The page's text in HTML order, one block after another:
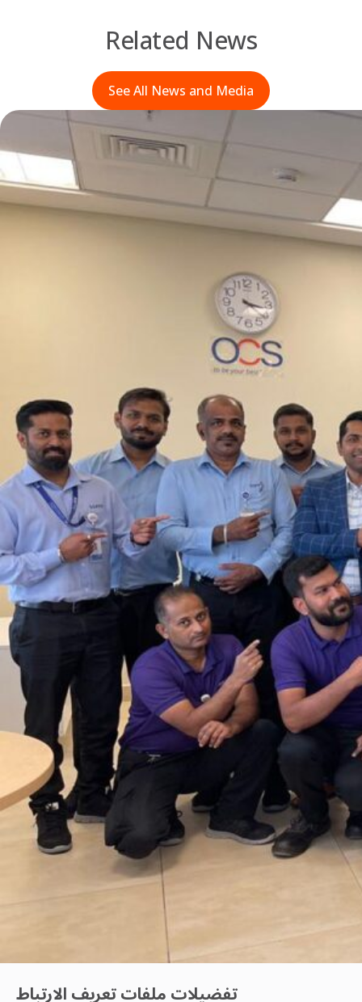
تفضيلات ملفات تعريف الارتباط
Related News
See All News and Media